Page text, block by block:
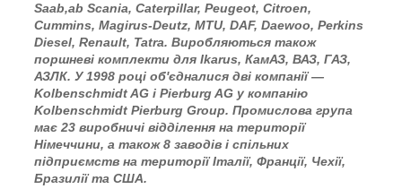
Saab,ab Scania, Caterpillar, Peugeot, Citroen,
Cummins, Magirus-Deutz, MTU, DAF, Daewoo, Perkins
Diesel, Renault, Tatra. Виробляються також
поршневі комплекти для Ikarus, КамАЗ, ВАЗ, ГАЗ,
АЗЛК. У 1998 році об'єдналися дві компанії —
Kolbenschmidt AG і Pierburg AG у компанію
Kolbenschmidt Pierburg Group. Промислова група
має 23 виробничі відділення на території
Німеччини, а також 8 заводів і спільних
підприємств на території Італії, Франції, Чехії,
Бразилії та США.